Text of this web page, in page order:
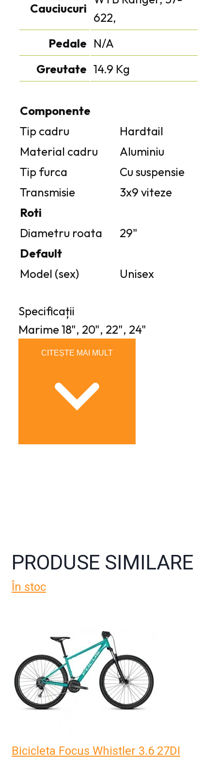
Cauciucuri
622,
Pedale N/A
Greutate 14.9 Kg
Componente
Tip cadru
Hardtail
Material cadru
Aluminiu
Tip furca
Cu suspensie
Transmisie
3x9 viteze
Roti
Diametru roata
29"
Default
Model (sex)
Unisex
Specificații
Marime18", 20", 22", 24"
PRODUSE SIMILARE
În stoc
Bicicleta Focus Whistler 3.6 27DI